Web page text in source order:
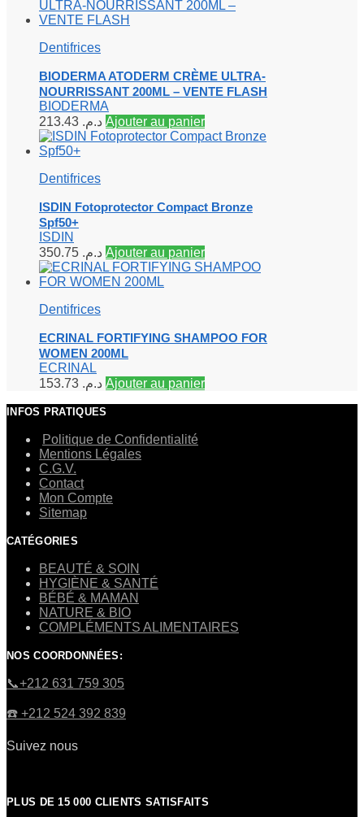
Dentifrices
BIODERMA ATODERM CRÈME ULTRA-
NOURRISSANT 200ML – VENTE FLASH
BIODERMA
د.م. Ajouter au panier
Dentifrices
ISDIN Fotoprotector Compact Bronze
Spf50+
ISDIN
د.م. Ajouter au panier
Dentifrices
ECRINAL FORTIFYING SHAMPOO FOR
WOMEN 200ML
ECRINAL
د.م. Ajouter au panier
INFOS PRATIQUES
Politique de Confidentialité
Mentions Légales
C.G.V.
Contact
Mon Compte
Sitemap
CATÉGORIES
BEAUTÉ & SOIN
HYGIÈNE & SANTÉ
BÉBÉ & MAMAN
NATURE & BIO
COMPLÉMENTS ALIMENTAIRES
NOS COORDONNÉES:
​📞+212 631 759 305
☎️​ +212 524 392 839
Suivez nous
PLUS DE 15 000 CLIENTS SATISFAITS